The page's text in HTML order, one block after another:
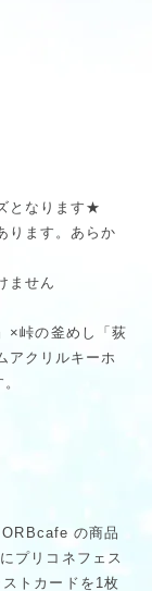
となります★
ります。あらか
ません
×峠の釜めし「荻
アクリルキーホ
の商品
プリコネフェス
トカードを1枚